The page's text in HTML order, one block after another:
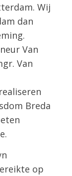
Wij
dan
Van
Van
Breda
op